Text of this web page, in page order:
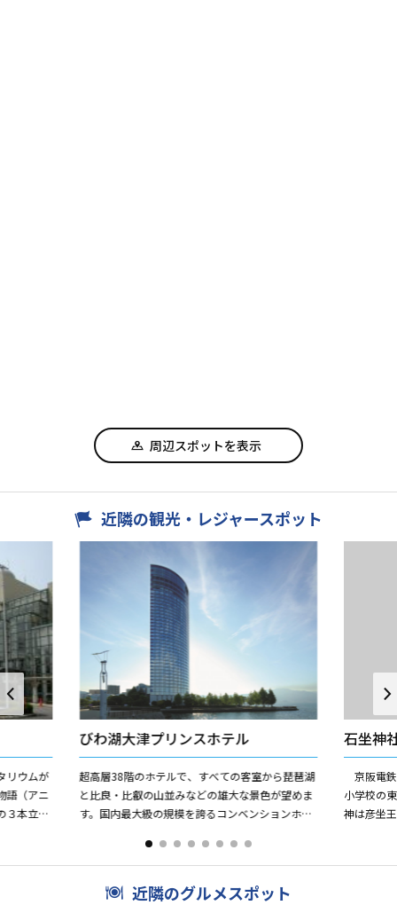
周辺スポットを表示
近隣の観光・レジャースポット
リウムが
語（アニ
３本立て
びわ湖大津プリンスホテル
超高層38階のホテルで、すべての客室から琵琶湖
と比良・比叡の山並みなどの雄大な景色が望めま
す。国内最大級の規模を誇るコンベンションホー
湖大津プリンスホテルは...
石坐神
京阪電
小学校の
神は彦坐
近隣のグルメスポット